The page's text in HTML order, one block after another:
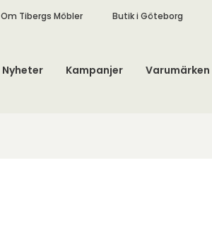
Om Tibergs Möbler Butik i Göteborg
Nyheter Kampanjer Varumärken